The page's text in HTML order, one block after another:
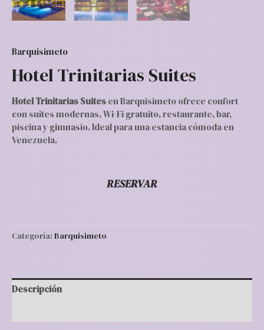
Barquisimeto
Hotel Trinitarias Suites
Hotel Trinitarias Suitesen Barquisimeto ofrece confort
con suites modernas, Wi-Fi gratuito, restaurante, bar,
piscina y gimnasio. Ideal para una estancia cómoda en
Venezuela.
RESERVAR
Categoría: Barquisimeto
Descripción